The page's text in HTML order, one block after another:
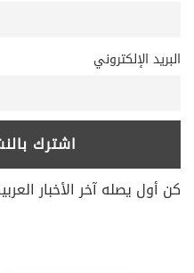
البريد الإلكتروني
كن أول يصله آخر الأخبار